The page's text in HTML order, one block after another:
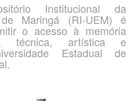
Institucional da
Maringá (RI-UEM) é
o acesso à memória
técnica, artística e
Estadual de